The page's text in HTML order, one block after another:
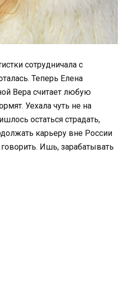
сотрудничала с
Теперь Елена
Вера считает любую
Уехала чуть не на
остаться страдать,
карьеру вне России
Ишь, зарабатывать